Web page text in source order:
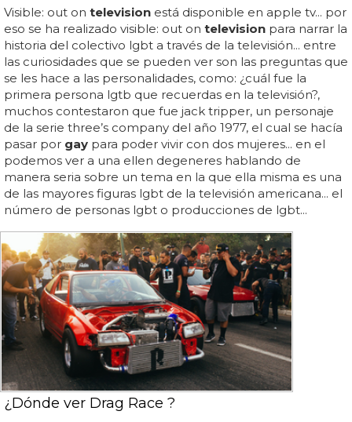
Visible: out on television está disponible en apple tv... por
eso se ha realizado visible: out on television para narrar la
historia del colectivo lgbt a través de la televisión... entre
las curiosidades que se pueden ver son las preguntas que
se les hace a las personalidades, como: ¿cuál fue la
primera persona lgtb que recuerdas en la televisión?,
muchos contestaron que fue jack tripper, un personaje
de la serie three’s company del año 1977, el cual se hacía
pasar por gay para poder vivir con dos mujeres... en el
podemos ver a una ellen degeneres hablando de
manera seria sobre un tema en la que ella misma es una
de las mayores figuras lgbt de la televisión americana... el
número de personas lgbt o producciones de lgbt...
¿Dónde ver Drag Race ?